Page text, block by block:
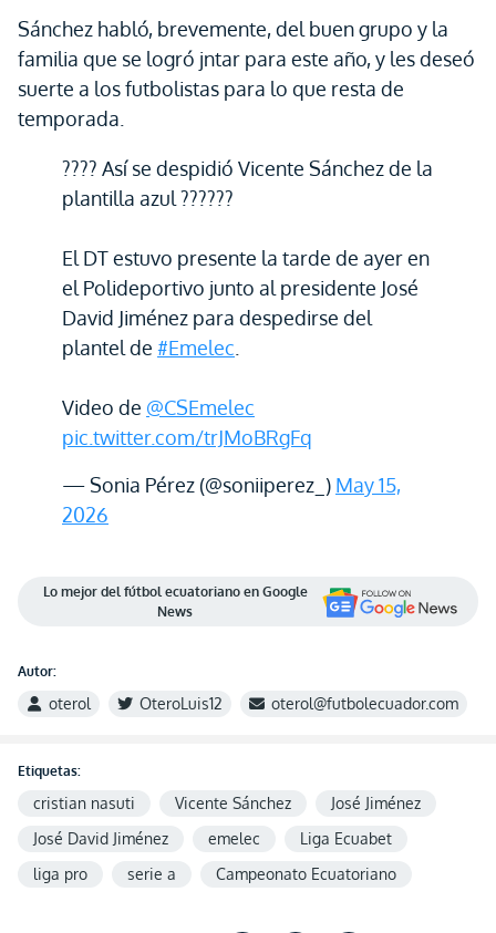
Sánchez habló, brevemente, del buen grupo y la
familia que se logró jntar para este año, y les deseó
suerte a los futbolistas para lo que resta de
temporada.
???? Así se despidió Vicente Sánchez de la
plantilla azul ??????
El DT estuvo presente la tarde de ayer en
el Polideportivo junto al presidente José
David Jiménez para despedirse del
plantel de #Emelec
Video de @CSEmelec
pic.twitter.com/trJMoBRgFq
— Sonia Pérez (@soniiperez_) May 15,
2026
Lo mejor del fútbol ecuatoriano en Google
News
Autor:
oterol OteroLuis12 oterol@futbolecuador.com
Etiquetas:
cristian nasuti Vicente Sánchez
José Jiménez
José David Jiménez
emelec
Liga Ecuabet
liga pro
serie a Campeonato Ecuatoriano